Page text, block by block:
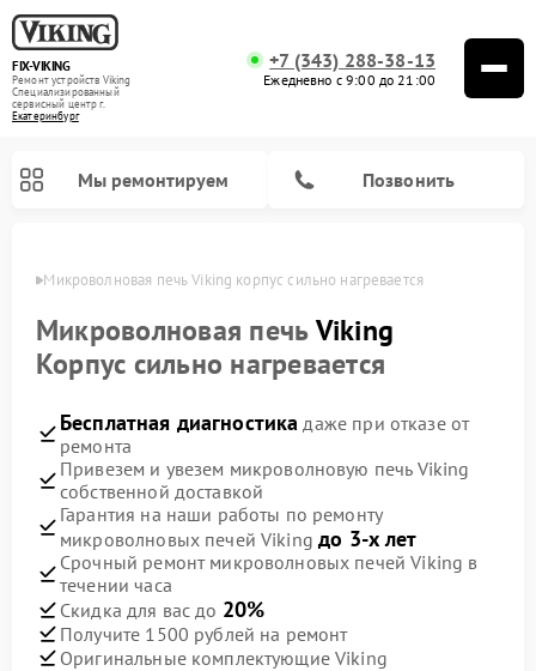
FIX-VIKING
Ремонт устройств Viking
Специализированный
cервисный центр г.
Екатеринбург
+7 (343) 288-38-13
Ежедневно с 9:00 до 21:00
Мы ремонтируем Позвонить
Микроволновая печь Viking корпус сильно нагревается
Микроволновая печьViking
Корпус сильно нагревается
Бесплатная диагностика даже при отказе от
ремонта
Привезем и увезем микроволновую печь Viking
собственной доставкой
Гарантия на наши работы по ремонту
микроволновых печей Vikingдо 3-х лет
Срочный ремонт микроволновых печей Viking в
течении часа
Скидка для вас до 20%
Получите 1500 рублей на ремонт
Оригинальные комплектующие Viking